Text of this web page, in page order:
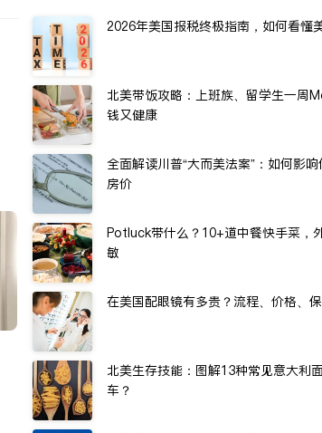
2026年美国报税终极指南，如何看懂
北美带饭攻略：上班族、留学生一周
钱又健康
全面解读川普“大而美法案”：如何影
房价
Potluck带什么？10+道中餐快手菜，
敏
在美国配眼镜有多贵？流程、价格、
北美生存技能：图解13种常见意大利
车？